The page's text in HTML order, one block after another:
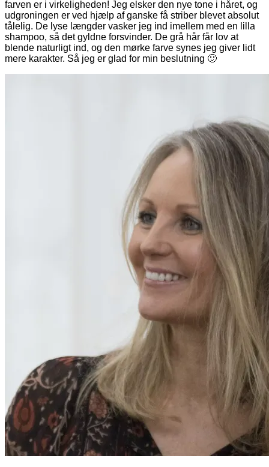
farven er i virkeligheden! Jeg elsker den nye tone i håret, og
udgroningen er ved hjælp af ganske få striber blevet absolut
tålelig. De lyse længder vasker jeg ind imellem med en lilla
shampoo, så det gyldne forsvinder. De grå hår får lov at
blende naturligt ind, og den mørke farve synes jeg giver lidt
mere karakter. Så jeg er glad for min beslutning 🙂